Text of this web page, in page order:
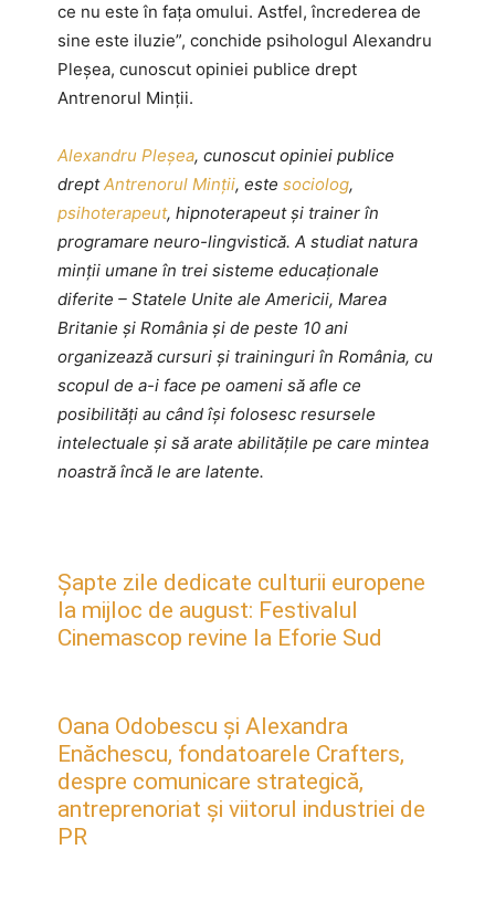
ce nu este în fața omului. Astfel, încrederea de
sine este iluzie”, conchide psihologul Alexandru
Pleșea, cunoscut opiniei publice drept
Antrenorul Minții.
Alexandru Pleşea, cunoscut opiniei publice
dreptAntrenorul Minţii, este sociolog,
psihoterapeut, hipnoterapeut şi trainer în
programare neuro-lingvistică. A studiat natura
minţii umane în trei sisteme educaţionale
diferite – Statele Unite ale Americii, Marea
Britanie şi România şi de peste 10 ani
organizează cursuri şi traininguri în România, cu
scopul de a-i face pe oameni să afle ce
posibilități au când își folosesc resursele
intelectuale și să arate abilitățile pe care mintea
noastră încă le are latente.
Șapte zile dedicate culturii europene
la mijloc de august: Festivalul
Cinemascop revine la Eforie Sud
Oana Odobescu și Alexandra
Enăchescu, fondatoarele Crafters,
despre comunicare strategică,
antreprenoriat și viitorul industriei de
PR